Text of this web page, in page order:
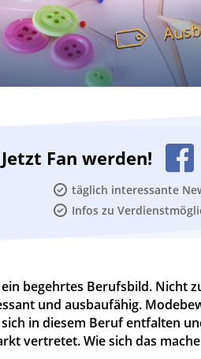
Jetzt Fan werden!
täglich interessante
Infos zu
begehrtes Berufsbild. Nicht
und ausbaufähig.
in diesem Beruf entfalten
vertretet. Wie sich das